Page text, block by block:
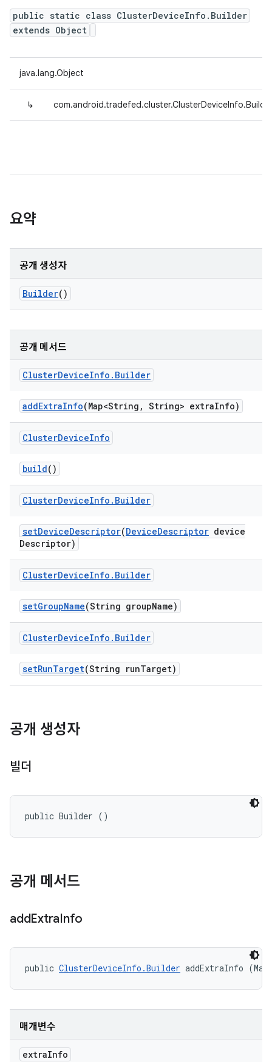
public static class ClusterDeviceInfo.Builder
extends Object
java.lang.Object
↳
요약
공개 생성자
Builder()
공개 메서드
ClusterDeviceInfo . Builder
addExtraInfo(Map<String , String> extraInfo)
ClusterDeviceInfo
build()
ClusterDeviceInfo . Builder
setDeviceDescriptor(DeviceDescriptor device
Descriptor)
ClusterDeviceInfo . Builder
setGroupName(String groupName)
ClusterDeviceInfo . Builder
setRunTarget(String runTarget)
공개 생성자
빌더
public Builder ()
공개 메서드
addExtraInfo
public ClusterDeviceInfo.Builder addExtraInfo
매개변수
extraInfo